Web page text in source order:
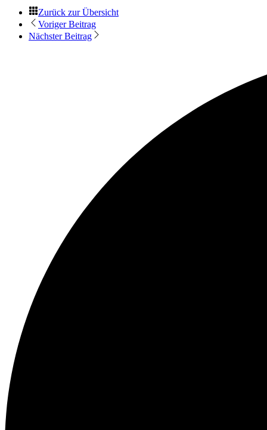
Zurück zur Übersicht
Voriger Beitrag
Nächster Beitrag